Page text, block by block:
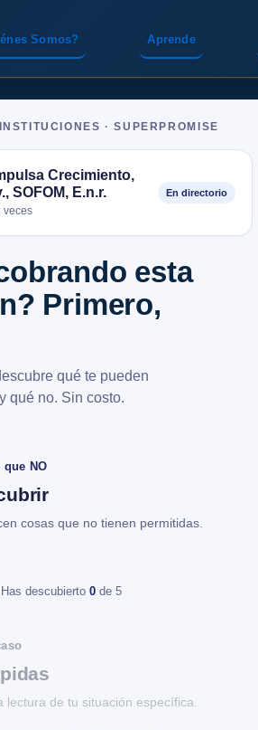
Somos? Aprende
· SUPERPROMISE
Crecimiento,
SOFOM, E.n.r.
veces
En directorio
esta
Primero,
qué te pueden
qué no. Sin costo.
NO
cosas que no tienen permitidas.
Has descubierto 0 de 5
lectura de tu situación específica.